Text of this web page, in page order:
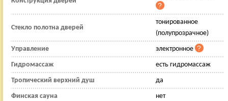
Стекло полотна дверей
тонированное
(полупрозрачное)
Управление электронное
Гидромассаж есть гидромассаж
Тропический верхний душ да
Финская сауна нет